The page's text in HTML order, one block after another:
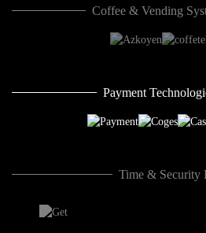
Coffee & Vending
Payment
Time & Security